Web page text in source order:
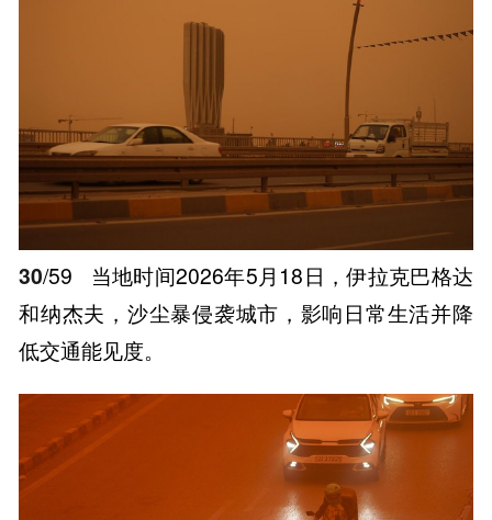
30/59
当地时间2026年5月18日，伊拉克巴格达
和纳杰夫，沙尘暴侵袭城市，影响日常生活并降
低交通能见度。